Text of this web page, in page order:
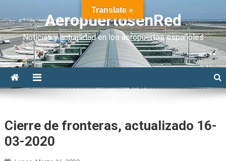
AeropuertosenRed
Noticias y actualidad en los aeropuertos españoles
Cierre de fronteras, actualizado 16-
03-2020
Translate »